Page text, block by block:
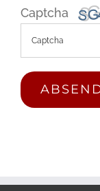
Captcha
enter
the